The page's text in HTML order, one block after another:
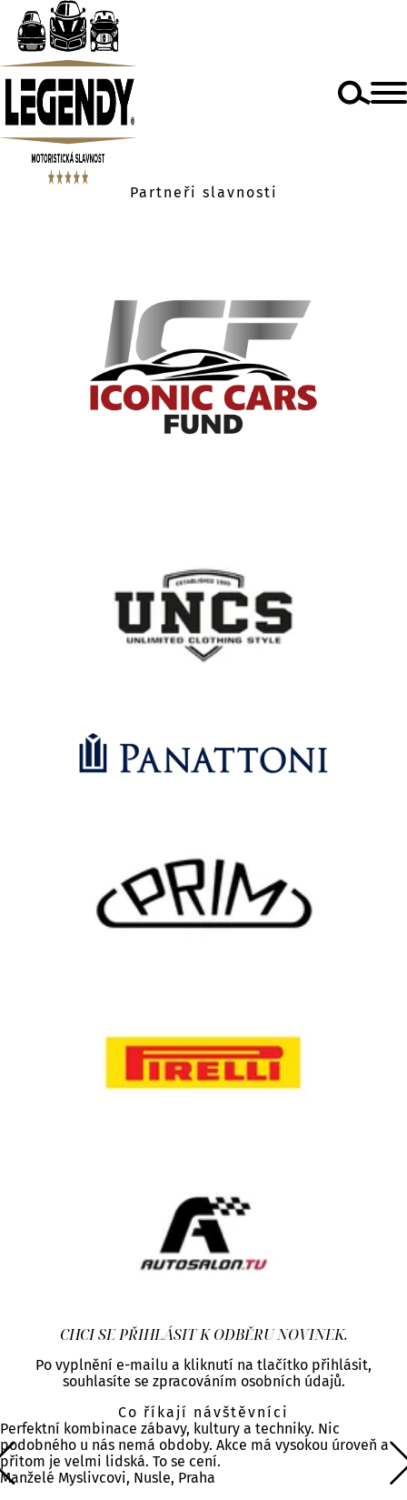
Partneři slavnosti
CHCI SE PŘIHLÁSIT K ODBĚRU NOVINEK.
Po vyplnění e-mailu a kliknutí na tlačítko přihlásit,
souhlasíte se zpracováním osobních údajů.
Co říkají návštěvníci
Perfektní kombinace zábavy, kultury a techniky. Nic
podobného u nás nemá obdoby. Akce má vysokou úroveň a
přitom je velmi lidská. To se cení.
Manželé Myslivcovi, Nusle, Praha